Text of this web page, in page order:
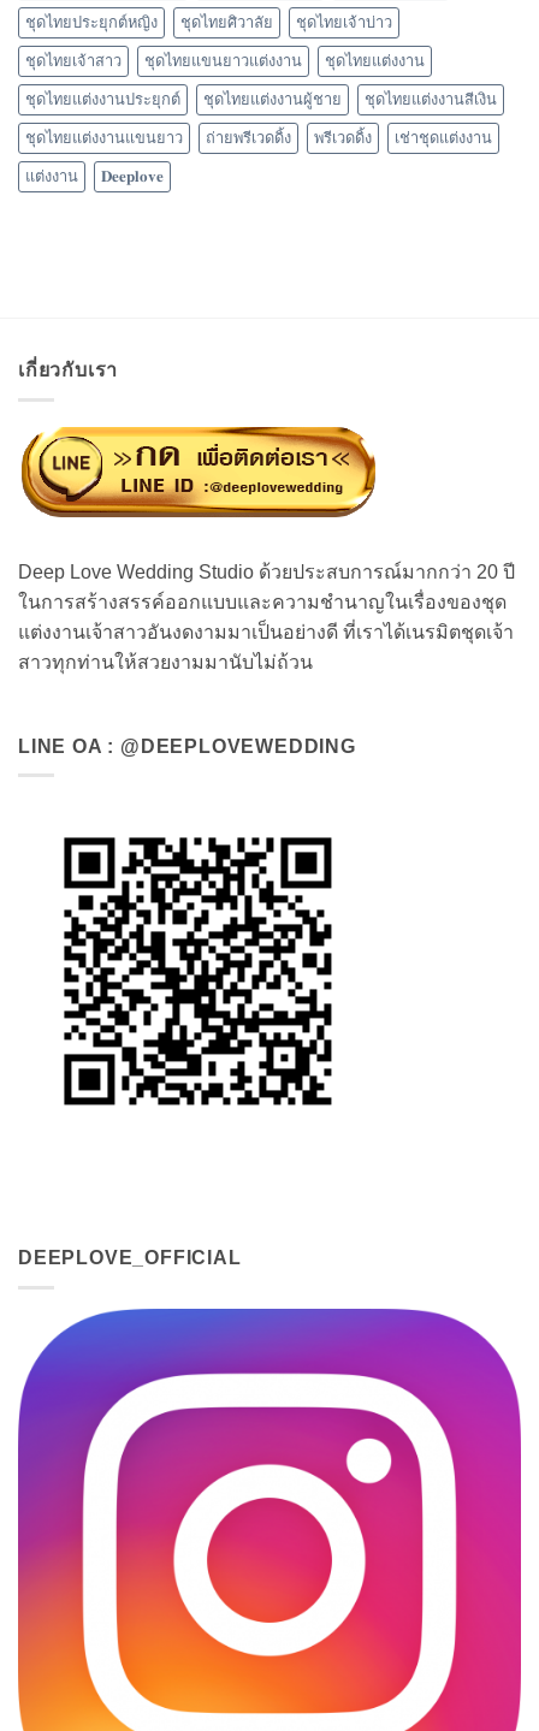
ชุดไทยประยุกต์หญิง ชุดไทยศิวาลัย ชุดไทยเจ้าบ่าว
ชุดไทยเจ้าสาว ชุดไทยแขนยาวแต่งงาน ชุดไทยแต่งงาน
ชุดไทยแต่งงานประยุกต์ ชุดไทยแต่งงานผู้ชาย ชุดไทยแต่งงานสีเงิน
ชุดไทยแต่งงานแขนยาว ถ่ายพรีเวดดิ้ง พรีเวดดิ้ง เช่าชุดแต่งงาน
แต่งงาน 𝐃𝐞𝐞𝐩𝐥𝐨𝐯𝐞
เกี่ยวกับเรา
Deep Love Wedding Studio ด้วยประสบการณ์มากกว่า 20 ปี
ในการสร้างสรรค์ออกแบบและความชำนาญในเรื่องของชุด
แต่งงานเจ้าสาวอันงดงามมาเป็นอย่างดี ที่เราได้เนรมิตชุดเจ้า
สาวทุกท่านให้สวยงามมานับไม่ถ้วน
LINE OA : @DEEPLOVEWEDDING
DEEPLOVE_OFFICIAL